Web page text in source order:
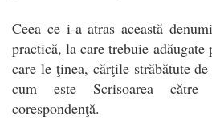
Ceea ce i-a atras această
practică, la care trebuie adăugate
care le ţinea, cărţile străbătute
cum este Scrisoarea
corespondenţă.